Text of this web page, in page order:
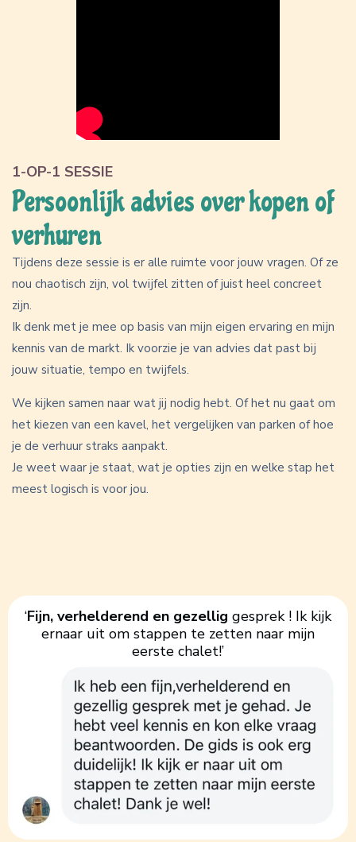
1-OP-1 SESSIE
Persoonlijk advies over kopen of
verhuren
Tijdens deze sessie is er alle ruimte voor jouw vragen. Of ze
nou chaotisch zijn, vol twijfel zitten of juist heel concreet
zijn.
Ik denk met je mee op basis van mijn eigen ervaring en mijn
kennis van de markt. Ik voorzie je van advies dat past bij
jouw situatie, tempo en twijfels.
We kijken samen naar wat jij nodig hebt. Of het nu gaat om
het kiezen van een kavel, het vergelijken van parken of hoe
je de verhuur straks aanpakt.
Je weet waar je staat, wat je opties zijn en welke stap het
meest logisch is voor jou.
‘Fijn, verhelderend en gezellig gesprek ! Ik kijk
ernaar uit om stappen te zetten naar mijn
eerste chalet!’